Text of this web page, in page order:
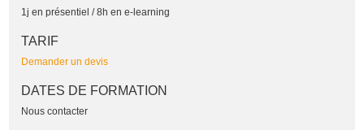
1j en présentiel / 8h en e-learning
TARIF
Demander un devis
DATES DE FORMATION
Nous contacter